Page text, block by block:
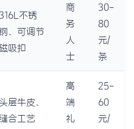
316L不锈
、可调节
吸扣
商
务
人
士
30-
80
元/
条
层牛皮、
合工艺
高
端
礼
25-
60
元/